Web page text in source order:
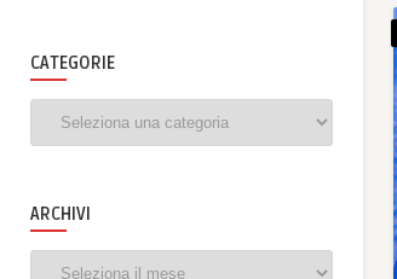
CATEGORIE
ARCHIVI